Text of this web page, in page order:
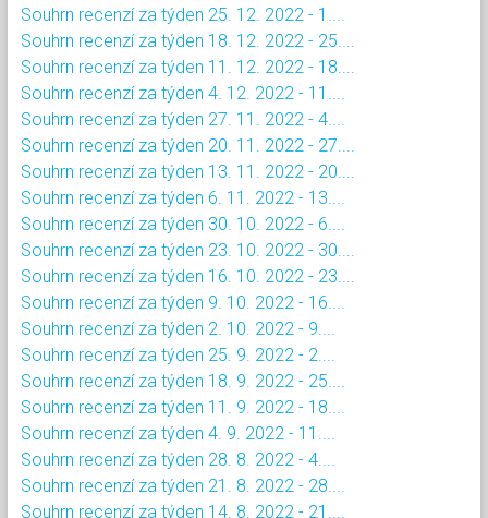
Souhrn recenzí za týden 25. 12. 2022 - 1....
Souhrn recenzí za týden 18. 12. 2022 - 25....
Souhrn recenzí za týden 11. 12. 2022 - 18....
Souhrn recenzí za týden 4. 12. 2022 - 11....
Souhrn recenzí za týden 27. 11. 2022 - 4....
Souhrn recenzí za týden 20. 11. 2022 - 27....
Souhrn recenzí za týden 13. 11. 2022 - 20....
Souhrn recenzí za týden 6. 11. 2022 - 13....
Souhrn recenzí za týden 30. 10. 2022 - 6....
Souhrn recenzí za týden 23. 10. 2022 - 30....
Souhrn recenzí za týden 16. 10. 2022 - 23....
Souhrn recenzí za týden 9. 10. 2022 - 16....
Souhrn recenzí za týden 2. 10. 2022 - 9....
Souhrn recenzí za týden 25. 9. 2022 - 2....
Souhrn recenzí za týden 18. 9. 2022 - 25....
Souhrn recenzí za týden 11. 9. 2022 - 18....
Souhrn recenzí za týden 4. 9. 2022 - 11....
Souhrn recenzí za týden 28. 8. 2022 - 4....
Souhrn recenzí za týden 21. 8. 2022 - 28....
Souhrn recenzí za týden 14. 8. 2022 - 21....